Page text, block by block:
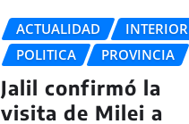
ACTUALIDAD
INTERIOR
POLITICA
PROVINCIA
Jalil confirmó la
visita de Milei a